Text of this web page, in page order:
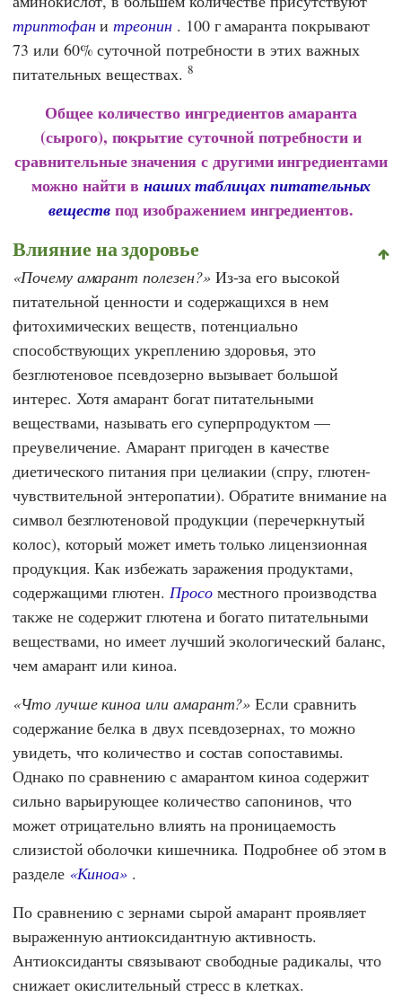
триптофанитреонин. 100 г амаранта покрывают
73 или 60% суточной потребности в этих важных
питательных веществах. 8
Общее количество ингредиентов амаранта
(сырого), покрытие суточной потребности и
сравнительные значения с другими ингредиентами
можно найти в наших таблицах питательных
веществпод изображением ингредиентов.
Влияние на здоровье
Почему амарант полезен? Из-за его высокой
питательной ценности и содержащихся в нем
фитохимических веществ, потенциально
способствующих укреплению здоровья, это
безглютеновое псевдозерно вызывает большой
интерес. Хотя амарант богат питательными
веществами, называть его суперпродуктом —
преувеличение. Амарант пригоден в качестве
диетического питания при целиакии (спру, глютен-
чувствительной энтеропатии). Обратите внимание на
символ безглютеновой продукции (перечеркнутый
колос), который может иметь только лицензионная
продукция. Как избежать заражения продуктами,
содержащими глютен. Просоместного производства
также не содержит глютена и богато питательными
веществами, но имеет лучший экологический баланс,
чем амарант или киноа.
Что лучше киноа или амарант? Если сравнить
содержание белка в двух псевдозернах, то можно
увидеть, что количество и состав сопоставимы.
Однако по сравнению с амарантом киноа содержит
сильно варьирующее количество сапонинов, что
может отрицательно влиять на проницаемость
слизистой оболочки кишечника. Подробнее об этом в
разделе «Киноа» .
По сравнению с зернами сырой амарант проявляет
выраженную антиоксидантную активность.
Антиоксиданты связывают свободные радикалы, что
снижает окислительный стресс в клетках.